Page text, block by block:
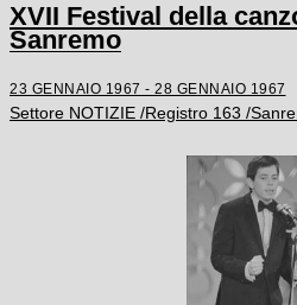
XVII Festival della
Sanremo
23 GENNAIO 1967 - 28 GENNAIO 1967
Settore NOTIZIE /Registro 163 /